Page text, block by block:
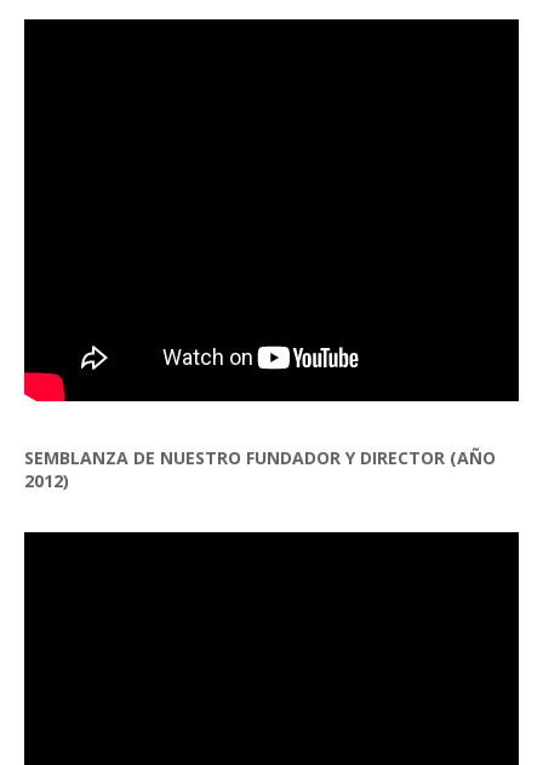
SEMBLANZA DE NUESTRO FUNDADOR Y DIRECTOR (AÑO
2012)